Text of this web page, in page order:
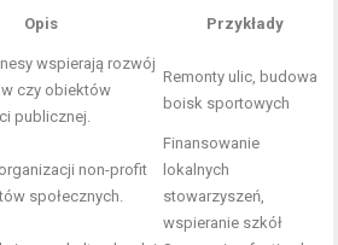
Opis Przykłady
wspierają rozwój
czy obiektów
publicznej.
Remonty ulic, budowa
boisk sportowych
non-profit
społecznych.
Finansowanie
lokalnych
stowarzyszeń,
wspieranie szkół